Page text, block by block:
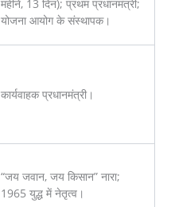
महीने, 13 दिन); प्रथम प्रधानमंत्री;
योजना आयोग के संस्थापक।
कार्यवाहक प्रधानमंत्री।
“जय जवान, जय किसान” नारा;
1965 युद्ध में नेतृत्व।